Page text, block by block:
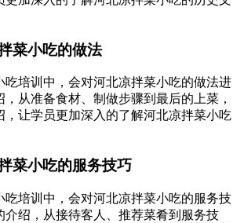
菜小吃的做法
吃培训中，会对河北凉拌菜小吃的做法进
，从准备食材、制做步骤到最后的上菜，
，让学员更加深入的了解河北凉拌菜小吃
菜小吃的服务技巧
吃培训中，会对河北凉拌菜小吃的服务技
介绍，从接待客人、推荐菜肴到服务技